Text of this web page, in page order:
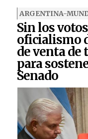
ARGENTINA-
Sin los
oficialismo
de venta de
para
Senado